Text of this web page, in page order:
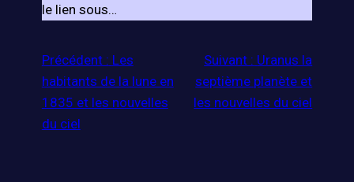
le lien sous…
Précédent : Les
habitants de la lune en
1835 et les nouvelles
du ciel
Suivant : Uranus la
septième planète et
les nouvelles du ciel